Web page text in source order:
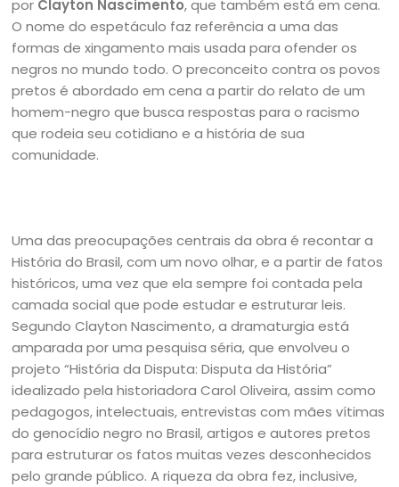
por Clayton Nascimento, que também está em cena.
O nome do espetáculo faz referência a uma das
formas de xingamento mais usada para ofender os
negros no mundo todo. O preconceito contra os povos
pretos é abordado em cena a partir do relato de um
homem-negro que busca respostas para o racismo
que rodeia seu cotidiano e a história de sua
comunidade.
Uma das preocupações centrais da obra é recontar a
História do Brasil, com um novo olhar, e a partir de fatos
históricos, uma vez que ela sempre foi contada pela
camada social que pode estudar e estruturar leis.
Segundo Clayton Nascimento, a dramaturgia está
amparada por uma pesquisa séria, que envolveu o
projeto “História da Disputa: Disputa da História”
idealizado pela historiadora Carol Oliveira, assim como
pedagogos, intelectuais, entrevistas com mães vítimas
do genocídio negro no Brasil, artigos e autores pretos
para estruturar os fatos muitas vezes desconhecidos
pelo grande público. A riqueza da obra fez, inclusive,